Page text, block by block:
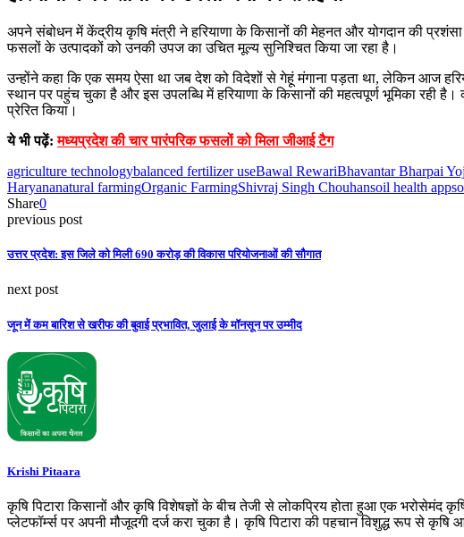
अपने संबोधन में केंद्रीय कृषि मंत्री ने हरियाणा के किसानों की मेहनत और योगदान की
फसलों के उत्पादकों को उनकी उपज का उचित मूल्य सुनिश्चित किया जा रहा है।
उन्होंने कहा कि एक समय ऐसा था जब देश को विदेशों से गेहूं मंगाना पड़ता था, लेकिन आज
स्थान पर पहुंच चुका है और इस उपलब्धि में हरियाणा के किसानों की महत्वपूर्ण भूमिका रही
प्रेरित किया।
ये भी पढ़ें:मध्यप्रदेश की चार पारंपरिक फसलों को मिला जीआई टैग
agriculture technologybalanced fertilizer useBawal RewariBhavantar Bharpai
Haryananatural farmingOrganic FarmingShivraj Singh Chouhansoil health app
Share0
previous post
उत्तर प्रदेश: इस जिले को मिली 690 करोड़ की विकास परियोजनाओं की सौगात
next post
जून में कम बारिश से खरीफ की बुवाई प्रभावित, जुलाई के मॉनसून पर उम्मीद
Krishi Pitaara
कृषि पिटारा किसानों और कृषि विशेषज्ञों के बीच तेजी से लोकप्रिय होता हुआ एक
प्लेटफॉर्म्स पर अपनी मौजूदगी दर्ज करा चुका है। कृषि पिटारा की पहचान विशुद्ध रूप से